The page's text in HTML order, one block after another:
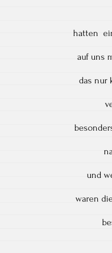
hatten
auf uns
das nur
und
waren